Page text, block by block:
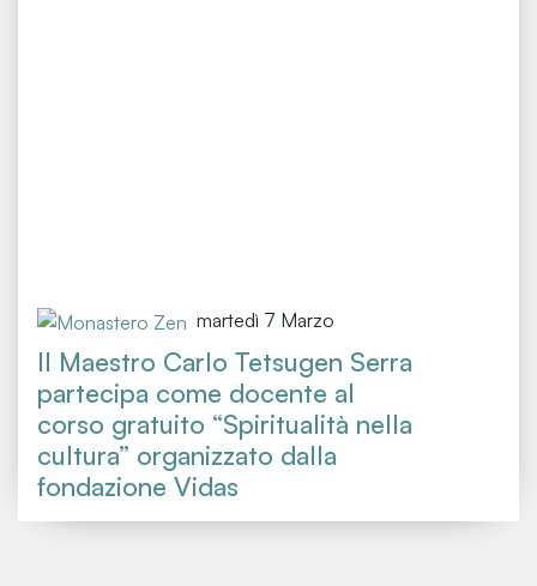
martedì 7 Marzo
Il Maestro Carlo Tetsugen Serra
partecipa come docente al
corso gratuito “Spiritualità nella
cultura” organizzato dalla
fondazione Vidas